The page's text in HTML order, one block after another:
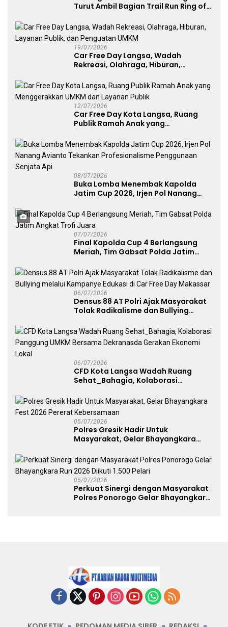
Turut Ambil Bagian Trail Run Ring of
19/07/2026
Car Free Day Langsa, Wadah
Rekreasi, Olahraga, Hiburan,
UMKM
12/07/2026
Car Free Day Kota Langsa, Ruang
Publik Ramah Anak yang
Publik
08/07/2026
Buka Lomba Menembak Kapolda
Jatim Cup 2026, Irjen Pol Nanang
Penggunaan Senjata Api
07/07/2026
Final Kapolda Cup 4 Berlangsung
Meriah, Tim Gabsat Polda Jatim
06/07/2026
Densus 88 AT Polri Ajak Masyarakat
Tolak Radikalisme dan Bullying
Free Day Makassar
06/07/2026
CFD Kota Langsa Wadah Ruang
Sehat_Bahagia, Kolaborasi
Dekranasda Gerakan Ekonomi Lokal
05/07/2026
Polres Gresik Hadir Untuk
Masyarakat, Gelar Bhayangkara
05/07/2026
Perkuat Sinergi dengan Masyarakat
Polres Ponorogo Gelar Bhayangkara